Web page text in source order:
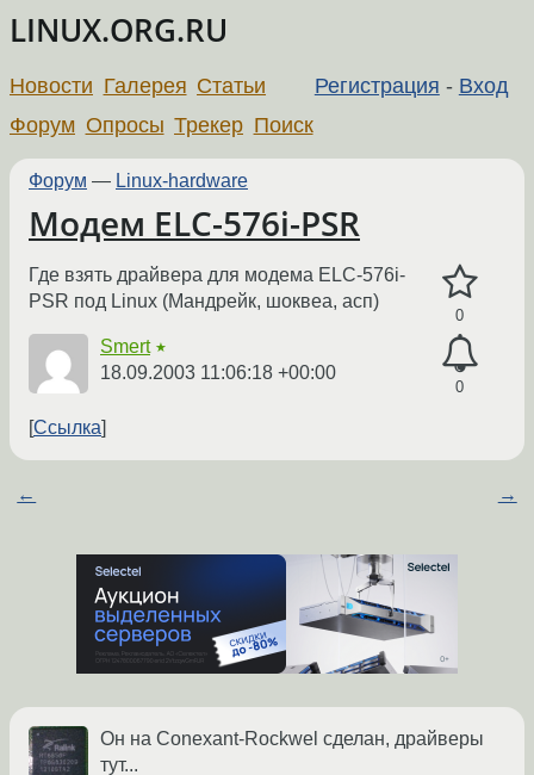
LINUX.ORG.RU
Регистрация - Вход
Новости Галерея Статьи
Форум Опросы Трекер Поиск
Форум — Linux-hardware
Модем ELC-576i-PSR
0
0
Где взять драйвера для модема ELC-576i-
PSR под Linux (Мандрейк, шоквеа, асп)
Smert ★
18.09.2003 11:06:18 +00:00
Ссылка
← →
Он на Conexant-Rockwel сделан, драйверы
тут...